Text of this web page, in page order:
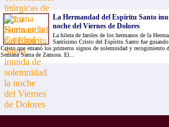
La Hermandad del Espíritu Santo
noche del Viernes de Dolores
La hilera de faroles de los hermanos de la
Santísimo Cristo del Espíritu Santo fue
Cristo que emanó los primeros signos de solemnidad y recogimiento
Semana Santa de Zamora. El...